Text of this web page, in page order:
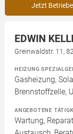
Jetzt
EDWIN
Greinwaldstr. 11,
HEIZUNG
Gasheizung,
Brennstoffzelle,
ANGEBOTENE
Wartung,